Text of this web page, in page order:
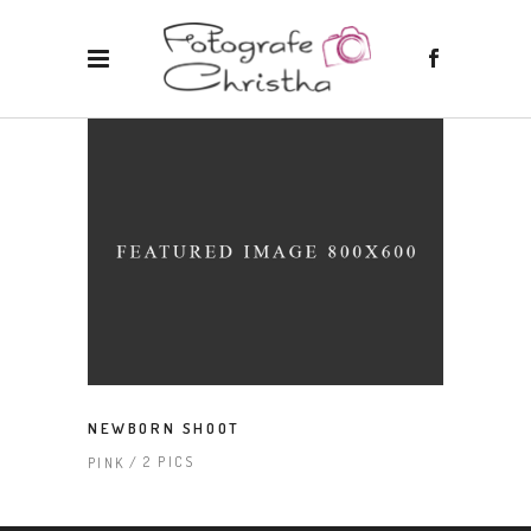
NEWBORN SHOOT
PINK 2 PICS